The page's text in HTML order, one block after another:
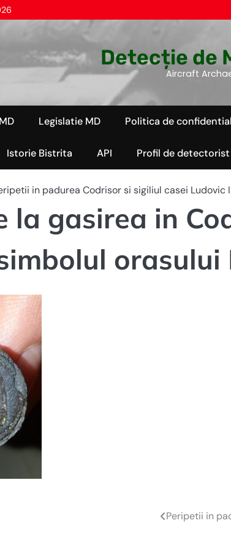
Detecție de
Aircraft
Legislatie MD Politica de
Istorie Bistrita API Profil de detectorist
in padurea Codrisor si sigiliul casei Ludovic
la gasirea in
Peripetii in